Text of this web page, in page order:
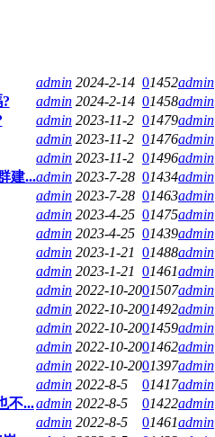
admin 2024-2-14 01452admin
admin 2024-2-14 01458admin
admin 2023-11-2 01479admin
admin 2023-11-2 01476admin
admin 2023-11-2 01496admin
建...admin 2023-7-28 01434admin
admin 2023-7-28 01463admin
admin 2023-4-25 01475admin
admin 2023-4-25 01439admin
admin 2023-1-21 01488admin
admin 2023-1-21 01461admin
admin 2022-10-2001507admin
admin 2022-10-2001492admin
admin 2022-10-2001459admin
admin 2022-10-2001462admin
admin 2022-10-2001397admin
admin 2022-8-5 01417admin
不...admin 2022-8-5 01422admin
admin 2022-8-5 01461admin